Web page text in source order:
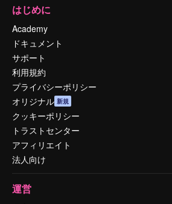
はじめに
Academy
ドキュメント
サポート
利用規約
プライバシーポリシー
オリジナル 新規
クッキーポリシー
トラストセンター
アフィリエイト
法人向け
運営